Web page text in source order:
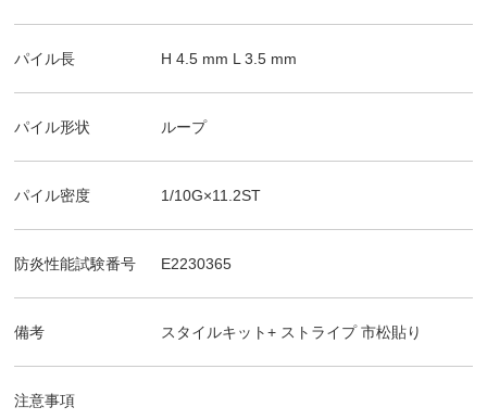
パイル長 H 4.5 mm L 3.5 mm
パイル形状 ループ
パイル密度 1/10G×11.2ST
防炎性能試験番号 E2230365
備考 スタイルキット+ ストライプ 市松貼り
注意事項